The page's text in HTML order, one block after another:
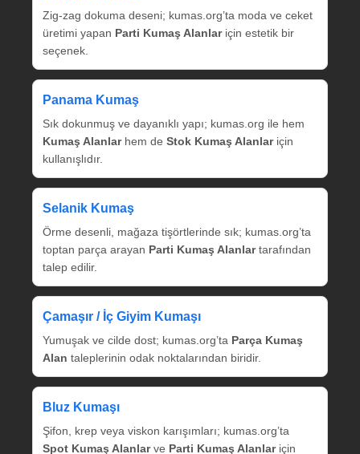
Zig‑zag dokuma deseni; kumas.org’ta moda ve ceket
üretimi yapan Parti Kumaş Alanlariçin estetik bir
seçenek.
Panama Kumaş
Sık dokunmuş ve dayanıklı yapı; kumas.org ile hem
Kumaş Alanlarhem de Stok Kumaş Alanlariçin
kullanışlıdır.
Selanik Kumaş
Örme desenli, mağaza tişörtlerinde sık; kumas.org’ta
toptan parça arayan Parti Kumaş Alanlartarafından
talep edilir.
Çamaşır / İç Giyim Kumaşı
Yumuşak ve cilde dost; kumas.org’ta Parça Kumaş
Alan taleplerinin odak noktalarından biridir.
Bluz Kumaşı
Şifon, krep veya viskon karışımları; kumas.org’ta
Spot Kumaş Alanlarve Parti Kumaş Alanlariçin